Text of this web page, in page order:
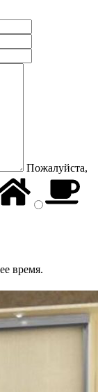
Пожалуйста,
время.